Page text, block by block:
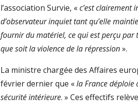
l’association Survie, «c’est clairement
d’observateur inquiet tant qu’elle
fournir du matériel, ce qui est perçu
que soit la violence de la répression».
La ministre chargée des Affaires
février dernier que «la France déploie
sécurité intérieure. » Ces effectifs